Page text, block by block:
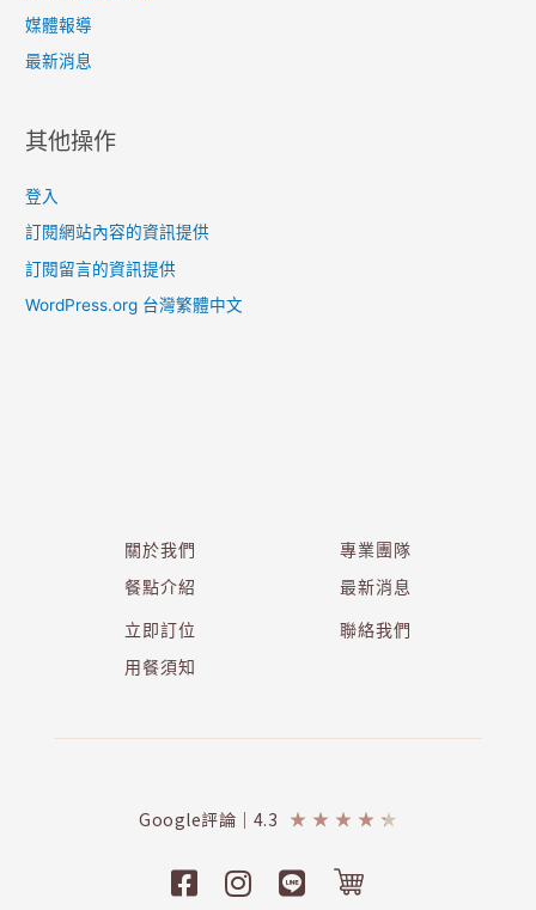
媒體報導
最新消息
其他操作
登入
訂閱網站內容的資訊提供
訂閱留言的資訊提供
WordPress.org 台灣繁體中文
關於我們
餐點介紹
專業團隊
最新消息
立即訂位
用餐須知
聯絡我們
Google評論｜4.3 ★ ★ ★ ★ ★